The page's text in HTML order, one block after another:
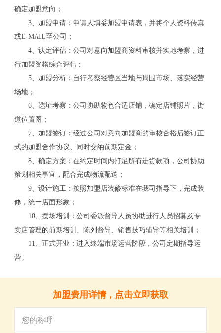
关
确定加盟意向；
3、加盟申请：申请人填妥加盟申请表，并将个人资料传真
或E-MAIL至公司；
4、认定评估：公司对意向加盟商资料审核并实地考察，进
行加盟资格综合评估；
5、加盟分析：自行考察经营区当地与周围市场、落实经营
场地；
6、选址考察：公司协助物色合适店铺，确定店铺照片，街
道位置图；
7、加盟签订：经过公司对意向加盟商的审核合格后签订正
式的加盟合作协议、同时交纳前期定金；
8、确定方案：在约定时间内打足所有进货款项，公司协助
策划相关事宜，配合完成物流配送；
9、设计施工：按照加盟店装修标准在我司指导下，完成装
修，统一店面形象；
10、摆场培训：公司委派督导人员协助进行人员招募及专
卖店管理的前期培训、陈列督导、销售技巧辅导等相关培训；
11、正式开业：进入终端市场运营阶段，公司定期指导运
营。
加盟费用详情，点击立即获取